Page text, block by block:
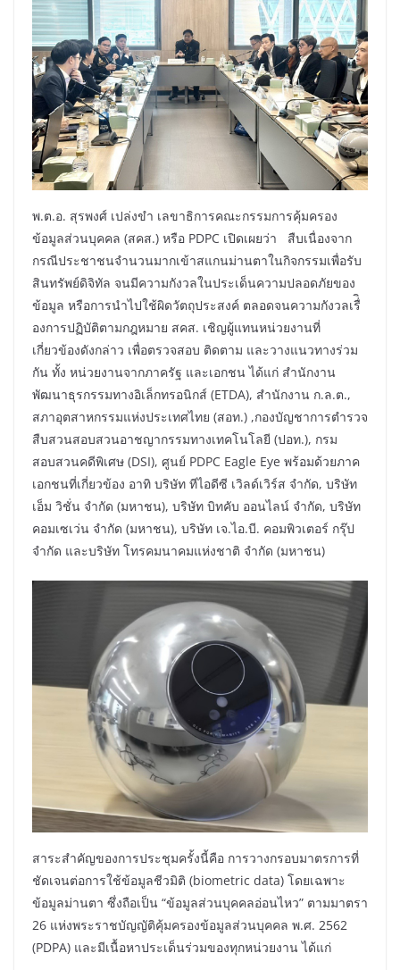
พ.ต.อ. สุรพงศ์ เปล่งขำ เลขาธิการคณะกรรมการคุ้มครอง
ข้อมูลส่วนบุคคล (สคส.) หรือ PDPC เปิดเผยว่า สืบเนื่องจาก
กรณีประชาชนจำนวนมากเข้าสแกนม่านตาในกิจกรรมเพื่อรับ
สินทรัพย์ดิจิทัล จนมีความกังวลในประเด็นความปลอดภัยของ
ข้อมูล หรือการนำไปใช้ผิดวัตถุประสงค์ ตลอดจนความกังวลเรื่ิ
องการปฏิบัติตามกฎหมาย สคส. เชิญผู้แทนหน่วยงานที่
เกี่ยวข้องดังกล่าว เพื่อตรวจสอบ ติดตาม และวางแนวทางร่วม
กัน ทั้ง หน่วยงานจากภาครัฐ และเอกชน ได้แก่ สำนักงาน
พัฒนาธุรกรรมทางอิเล็กทรอนิกส์ (ETDA), สำนักงาน ก.ล.ต.,
สภาอุตสาหกรรมแห่งประเทศไทย (สอท.) ,กองบัญชาการตำรวจ
สืบสวนสอบสวนอาชญากรรมทางเทคโนโลยี (ปอท.), กรม
สอบสวนคดีพิเศษ (DSI), ศูนย์ PDPC Eagle Eye พร้อมด้วยภาค
เอกชนที่เกี่ยวข้อง อาทิ บริษัท ทีไอดีซี เวิลด์เวิร์ส จำกัด, บริษัท
เอ็ม วิชั่น จำกัด (มหาชน), บริษัท บิทคับ ออนไลน์ จำกัด, บริษัท
คอมเซเว่น จำกัด (มหาชน), บริษัท เจ.ไอ.บี. คอมพิวเตอร์ กรุ๊ป
จำกัด และบริษัท โทรคมนาคมแห่งชาติ จำกัด (มหาชน)
สาระสำคัญของการประชุมครั้งนี้คือ การวางกรอบมาตรการที่
ชัดเจนต่อการใช้ข้อมูลชีวมิติ (biometric data) โดยเฉพาะ
ข้อมูลม่านตา ซึ่งถือเป็น “ข้อมูลส่วนบุคคลอ่อนไหว” ตามมาตรา
26 แห่งพระราชบัญญัติคุ้มครองข้อมูลส่วนบุคคล พ.ศ. 2562
(PDPA) และมีเนื้อหาประเด็นร่วมของทุกหน่วยงาน ได้แก่